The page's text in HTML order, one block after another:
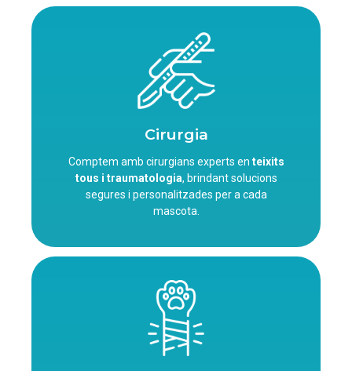
Cirurgia
Comptem amb cirurgians experts en teixits
tous i traumatologia, brindant solucions
segures i personalitzades per a cada
mascota.